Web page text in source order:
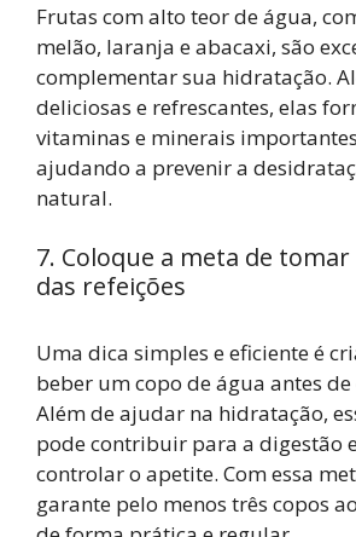
Frutas com alto teor de água,
melão, laranja e abacaxi, são
complementar sua hidratação.
deliciosas e refrescantes, elas
vitaminas e minerais
ajudando a prevenir a
natural.
7. Coloque a meta de
das refeições
Uma dica simples e eficiente é
beber um copo de água antes
Além de ajudar na hidratação,
pode contribuir para a digestão
controlar o apetite. Com essa
garante pelo menos três copos